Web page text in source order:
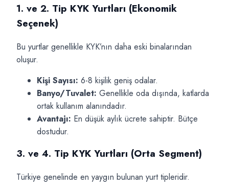
1. ve 2. Tip KYK Yurtları (Ekonomik
Seçenek)
Bu yurtlar genellikle KYK’nın daha eski binalarından
oluşur.
Kişi Sayısı: 6-8 kişilik geniş odalar.
Banyo/Tuvalet: Genellikle oda dışında, katlarda
ortak kullanım alanındadır.
Avantajı: En düşük aylık ücrete sahiptir. Bütçe
dostudur.
3. ve 4. Tip KYK Yurtları (Orta Segment)
Türkiye genelinde en yaygın bulunan yurt tipleridir.